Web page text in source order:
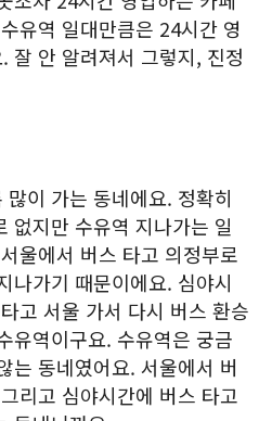
유역 일대만큼은 24시간 영
잘 안 알려져서 그렇지, 진정
이 가는 동네에요. 정확히
없지만 수유역 지나가는 일
울에서 버스 타고 의정부로
나가기 때문이에요. 심야시
고 서울 가서 다시 버스 환승
유역이구요. 수유역은 궁금
는 동네였어요. 서울에서 버
리고 심야시간에 버스 타고